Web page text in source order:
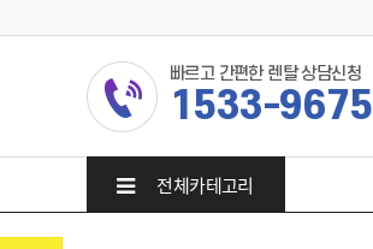
빠르고 간편한 렌탈 상담신청
1533-9675
전체카테고리